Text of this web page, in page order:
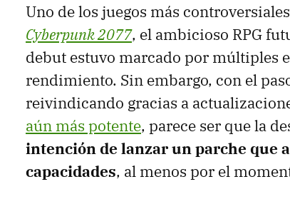
Uno de los juegos más
Cyberpunk 2077, el ambicioso RPG
debut estuvo marcado por múltiples
rendimiento. Sin embargo, con el
reivindicando gracias a
aún más potente, parece ser que la
intención de lanzar un parche que
capacidades, al menos por el